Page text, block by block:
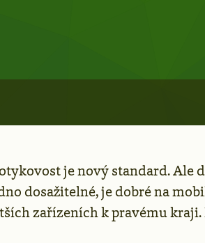
je nový standard. Ale
dosažitelné, je dobré na
zařízeních k pravému kraji.